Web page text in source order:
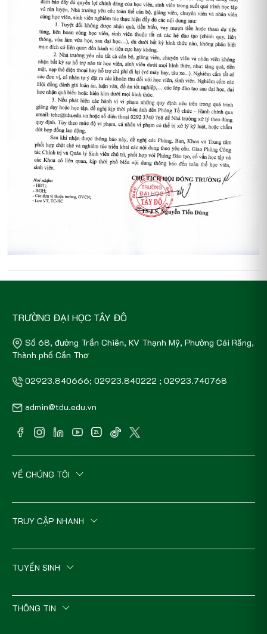
TRƯỜNG ĐẠI HỌC TÂY ĐÔ
Số 68, đường Trần Chiên, KV Thạnh Mỹ, Phường Cái Răng,
Thành phố Cần Thơ
02923.840666; 02923.840222 ; 02923.740768
admin@tdu.edu.vn
VỀ CHÚNG TÔI
TRUY CẬP NHANH
TUYỂN SINH
THÔNG TIN